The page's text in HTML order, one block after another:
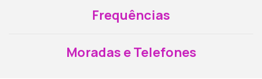
Frequências
Moradas e Telefones